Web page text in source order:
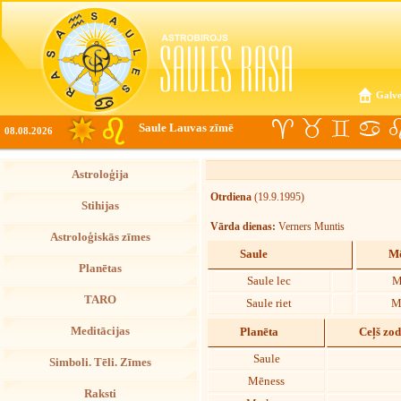
08.08.2026 Saule Lauvas zīmē
Astroloģija
Stihijas
Astroloģiskās zīmes
Planētas
TARO
Meditācijas
Simboli. Tēli. Zīmes
Raksti
Otrdiena (19.9.1995)
Vārda dienas: Verners Muntis
Saule
Saule lec
Saule riet
Planēta Ceļš
Saule
Mēness